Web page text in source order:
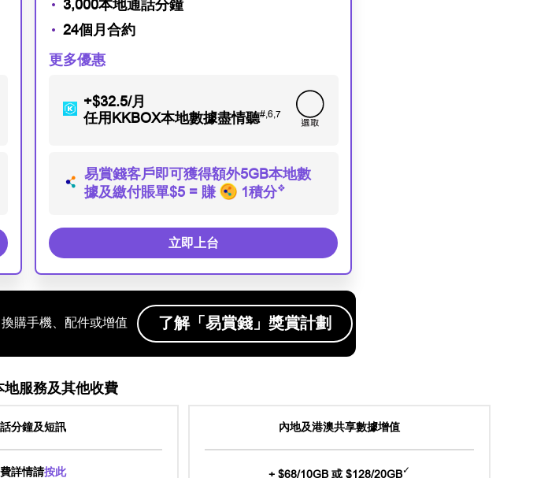
3,000本地通話分鐘
24個月合約
更多優惠
+$32.5/月
任用KKBOX本地數據盡情聽#,6,7
易賞錢客戶即可獲得額外5GB本地數
據及繳付賬單$5 = 賺
1積分❖
立即上台
購手機、配件或增值
了解「易賞錢」獎賞計劃
地服務及其他收費
分鐘及短訊
詳情請按此
內地及港澳共享數據增值
+ $68/10GB 或 $128/20GB✓